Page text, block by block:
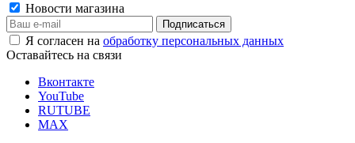
Новости магазина
Я согласен на обработку персональных данных
Оставайтесь на связи
Вконтакте
YouTube
RUTUBE
MAX